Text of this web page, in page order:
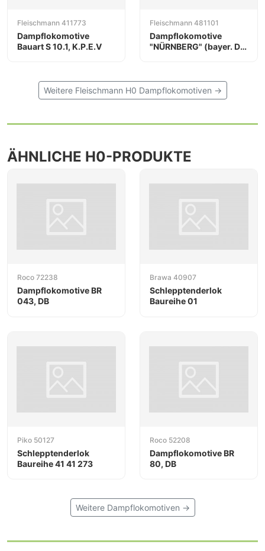
Fleischmann 411773
Dampflokomotive
Bauart S 10.1, K.P.E.V
Fleischmann 481101
Dampflokomotive
"NÜRNBERG" (bayer. D
Weitere Fleischmann H0 Dampflokomotiven →
ÄHNLICHE H0-PRODUKTE
Roco 72238
Dampflokomotive BR
043, DB
Brawa 40907
Schlepptenderlok
Baureihe 01
Piko 50127
Schlepptenderlok
Baureihe 41 41 273
Roco 52208
Dampflokomotive BR
80, DB
Weitere Dampflokomotiven →